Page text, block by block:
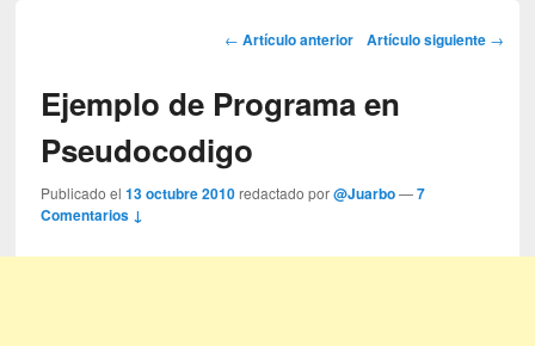
Post navigation
← Artículo anterior Artículo siguiente →
Ejemplo de Programa en
Pseudocodigo
Publicado el13 octubre 2010 redactado por@Juarbo —7
Comentarios ↓